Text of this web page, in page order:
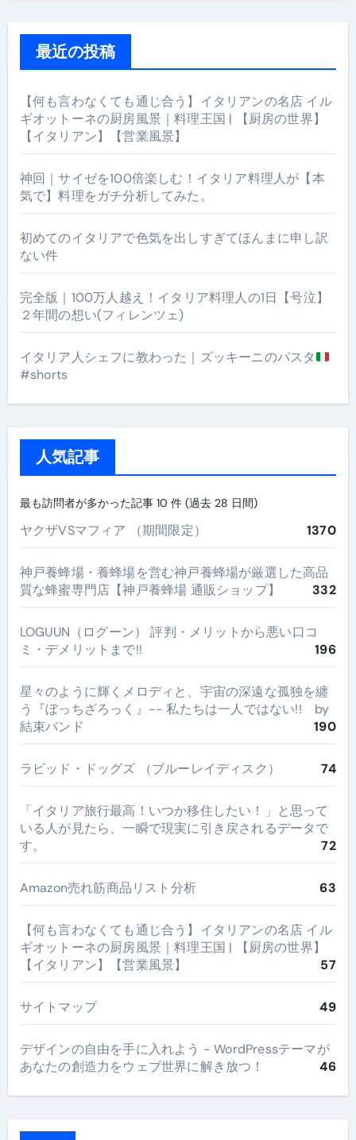
最近の投稿
【何も言わなくても通じ合う】イタリアンの名店 イル
ギオットーネの厨房風景｜料理王国 | 【厨房の世界】
【イタリアン】【営業風景】
神回｜サイゼを100倍楽しむ！イタリア料理人が【本
気で】料理をガチ分析してみた。
初めてのイタリアで色気を出しすぎてほんまに申し訳
ない件
完全版｜100万人越え！イタリア料理人の1日【号泣】
２年間の想い(フィレンツェ)
イタリア人シェフに教わった｜ズッキーニのパスタ
#shorts
人気記事
最も訪問者が多かった記事 10 件 (過去 28 日間)
ヤクザVSマフィア （期間限定） 1370
神戸養蜂場・養蜂場を営む神戸養蜂場が厳選した高品
質な蜂蜜専門店【神戸養蜂場 通販ショップ】
332
LOGUUN（ログーン） 評判・メリットから悪い口コ
ミ・デメリットまで!!
196
星々のように輝くメロディと、宇宙の深遠な孤独を纏
う『ぼっちざろっく』-- 私たちは一人ではない!! by
結束バンド
190
ラビッド・ドッグズ （ブルーレイディスク） 74
​「イタリア旅行最高！いつか移住したい！」と思って
いる人が見たら、一瞬で現実に引き戻されるデータで
す。
72
Amazon売れ筋商品リスト分析 63
【何も言わなくても通じ合う】イタリアンの名店 イル
ギオットーネの厨房風景｜料理王国 | 【厨房の世界】
【イタリアン】【営業風景】
57
サイトマップ 49
デザインの自由を手に入れよう - WordPressテーマが
あなたの創造力をウェブ世界に解き放つ！
46